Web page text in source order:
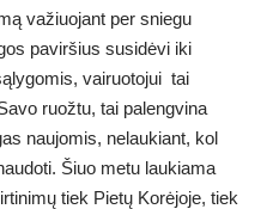
važiuojant per sniegu
paviršius susidėvi iki
vairuotojui tai
ruožtu, tai palengvina
naujomis, nelaukiant, kol
Šiuo metu laukiama
tiek Pietų Korėjoje, tiek